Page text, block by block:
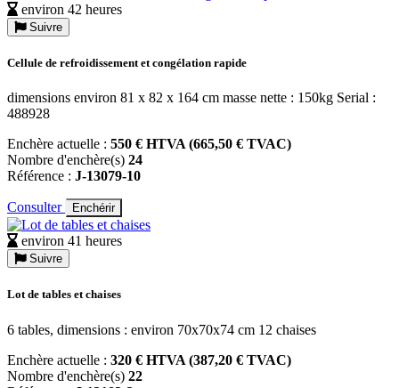
environ 42 heures
Suivre
Cellule de refroidissement et congélation rapide
dimensions environ 81 x 82 x 164 cm masse nette : 150kg Serial :
488928
Enchère actuelle : 550 € HTVA (665,50 € TVAC)
Nombre d'enchère(s) 24
Référence : J-13079-10
Consulter Enchérir
environ 41 heures
Suivre
Lot de tables et chaises
6 tables, dimensions : environ 70x70x74 cm 12 chaises
Enchère actuelle : 320 € HTVA (387,20 € TVAC)
Nombre d'enchère(s) 22